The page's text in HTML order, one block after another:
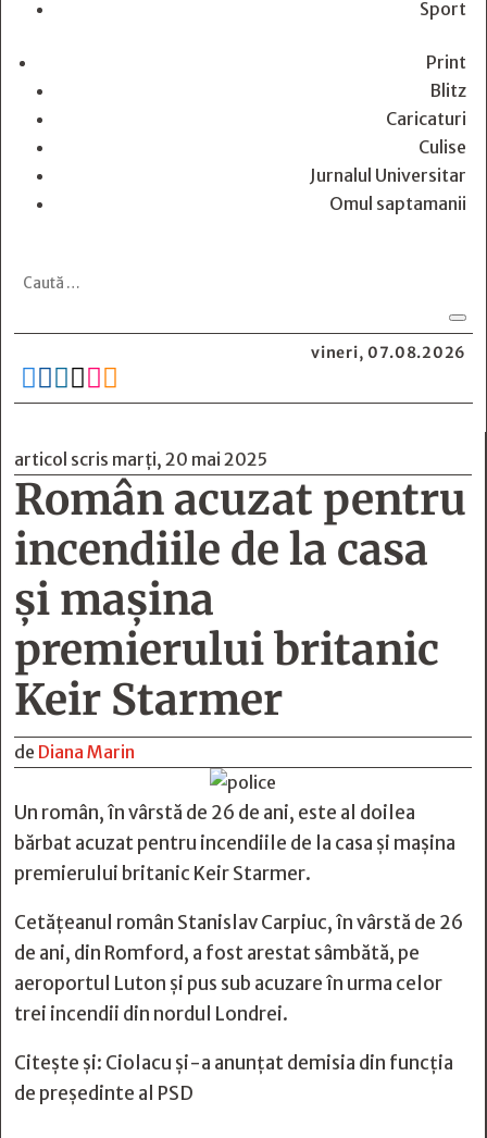
Sport
Print
Blitz
Caricaturi
Culise
Jurnalul Universitar
Omul saptamanii
vineri, 07.08.2026
     
articol scris marți, 20 mai 2025
Român acuzat pentru
incendiile de la casa
și mașina
premierului britanic
Keir Starmer
de Diana Marin
Un român, în vârstă de 26 de ani, este al doilea
bărbat acuzat pentru incendiile de la casa și mașina
premierului britanic Keir Starmer.
Cetățeanul român Stanislav Carpiuc, în vârstă de 26
de ani, din Romford, a fost arestat sâmbătă, pe
aeroportul Luton și pus sub acuzare în urma celor
trei incendii din nordul Londrei.
Citește și: Ciolacu și-a anunțat demisia din funcția
de președinte al PSD